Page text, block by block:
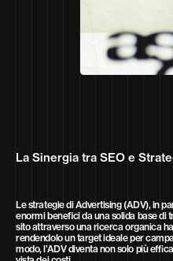
La Sinergia tra SEO e
Le strategie di Advertising (ADV), in
enormi benefici da una solida base di
sito attraverso una ricerca organica
rendendolo un target ideale per
modo, l’ADV diventa non solo più